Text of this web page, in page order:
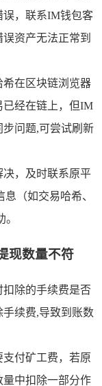
误，联系IM钱包客
资产无法正常到
希在区块链浏览器
已经在链上，但IM
问题,可尝试刷新
决，及时联系原平
（如交易哈希、
现数量不符
扣除的手续费是否
续费,导致到账数
支付矿工费，若原
中扣除一部分作